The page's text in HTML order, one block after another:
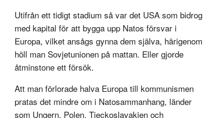
Utifrån ett tidigt stadium så var det USA som bidrog
med kapital för att bygga upp Natos försvar i
Europa, vilket ansågs gynna dem själva, härigenom
höll man Sovjetunionen på mattan. Eller gjorde
åtminstone ett försök.
Att man förlorade halva Europa till kommunismen
pratas det mindre om i Natosammanhang, länder
som Ungern, Polen, Tjeckoslavakien och